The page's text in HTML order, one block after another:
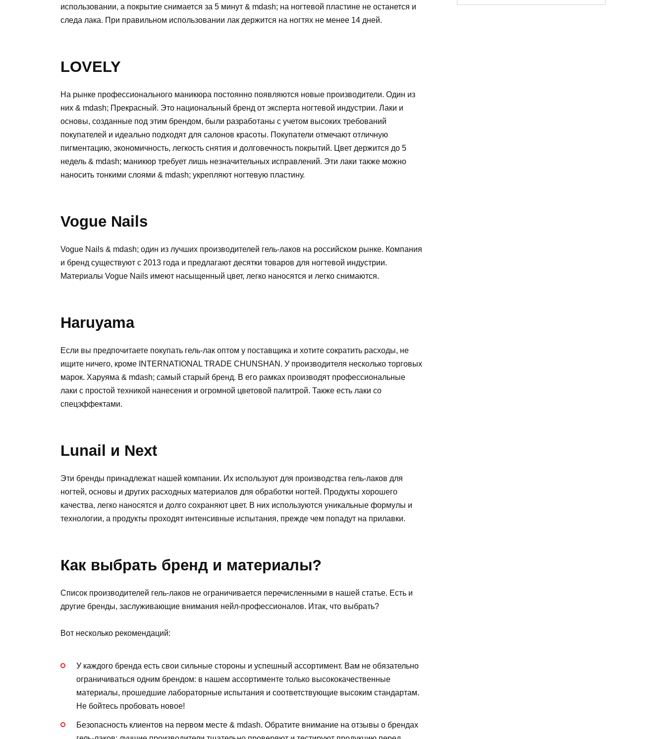
использовании, а покрытие снимается за 5 минут & mdash; на ногтевой пластине не останется и
следа лака. При правильном использовании лак держится на ногтях не менее 14 дней.
LOVELY
На рынке профессионального маникюра постоянно появляются новые производители. Один из
них & mdash; Прекрасный. Это национальный бренд от эксперта ногтевой индустрии. Лаки и
основы, созданные под этим брендом, были разработаны с учетом высоких требований
покупателей и идеально подходят для салонов красоты. Покупатели отмечают отличную
пигментацию, экономичность, легкость снятия и долговечность покрытий. Цвет держится до 5
недель & mdash; маникюр требует лишь незначительных исправлений. Эти лаки также можно
наносить тонкими слоями & mdash; укрепляют ногтевую пластину.
Vogue Nails
Vogue Nails & mdash; один из лучших производителей гель-лаков на российском рынке. Компания
и бренд существуют с 2013 года и предлагают десятки товаров для ногтевой индустрии.
Материалы Vogue Nails имеют насыщенный цвет, легко наносятся и легко снимаются.
Haruyama
Если вы предпочитаете покупать гель-лак оптом у поставщика и хотите сократить расходы, не
ищите ничего, кроме INTERNATIONAL TRADE CHUNSHAN. У производителя несколько торговых
марок. Харуяма & mdash; самый старый бренд. В его рамках производят профессиональные
лаки с простой техникой нанесения и огромной цветовой палитрой. Также есть лаки со
спецэффектами.
Lunail и Next
Эти бренды принадлежат нашей компании. Их используют для производства гель-лаков для
ногтей, основы и других расходных материалов для обработки ногтей. Продукты хорошего
качества, легко наносятся и долго сохраняют цвет. В них используются уникальные формулы и
технологии, а продукты проходят интенсивные испытания, прежде чем попадут на прилавки.
Как выбрать бренд и материалы?
Список производителей гель-лаков не ограничивается перечисленными в нашей статье. Есть и
другие бренды, заслуживающие внимания нейл-профессионалов. Итак, что выбрать?
Вот несколько рекомендаций:
У каждого бренда есть свои сильные стороны и успешный ассортимент. Вам не обязательно
ограничиваться одним брендом: в нашем ассортименте только высококачественные
материалы, прошедшие лабораторные испытания и соответствующие высоким стандартам.
Не бойтесь пробовать новое!
Безопасность клиентов на первом месте & mdash. Обратите внимание на отзывы о брендах